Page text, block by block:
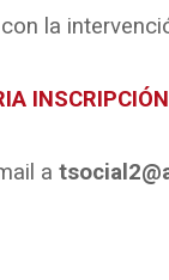
la
a